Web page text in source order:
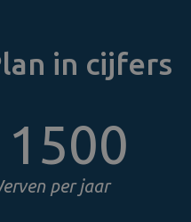
in cijfers
1500
per jaar